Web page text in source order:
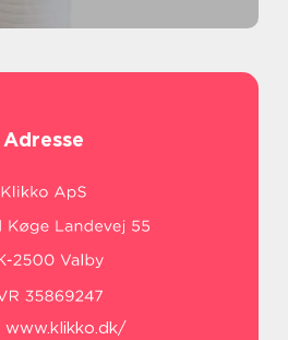
Adresse
www.klikko.dk/